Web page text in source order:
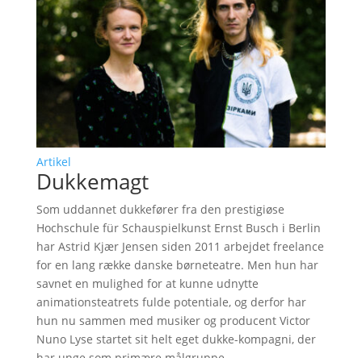
Artikel
Dukkemagt
Som uddannet dukkefører fra den prestigiøse
Hochschule für Schauspielkunst Ernst Busch i Berlin
har Astrid Kjær Jensen siden 2011 arbejdet freelance
for en lang række danske børneteatre. Men hun har
savnet en mulighed for at kunne udnytte
animationsteatrets fulde potentiale, og derfor har
hun nu sammen med musiker og producent Victor
Nuno Lyse startet sit helt eget dukke-kompagni, der